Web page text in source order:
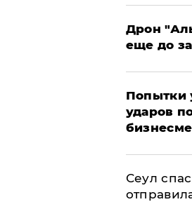
Дрон
еще до
Попытки
ударов
​Сеул